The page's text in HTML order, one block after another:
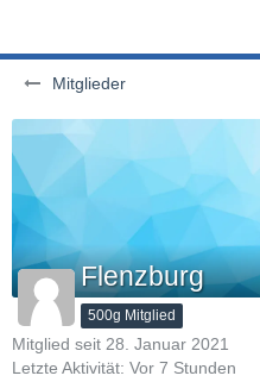
Mitglieder
Flenzburg
500g Mitglied
Mitglied seit 28. Januar 2021
Letzte Aktivität: Vor 7 Stunden